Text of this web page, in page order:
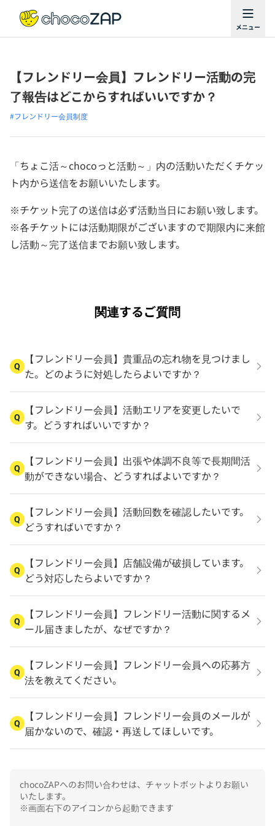
【フレンドリー会員】フレンドリー活動の完
了報告はどこからすればいいですか？
#フレンドリー会員制度
「ちょこ活～chocoっと活動～」内の活動いただくチケッ
ト内から送信をお願いいたします。
※チケット完了の送信は必ず活動当日にお願い致します。
※各チケットには活動期限がございますので期限内に来館
し活動～完了送信までお願い致します。
関連するご質問
Q
【フレンドリー会員】貴重品の忘れ物を見つけまし
た。どのように対処したらよいですか？
Q
【フレンドリー会員】活動エリアを変更したいで
す。どうすればいいですか？
Q
【フレンドリー会員】出張や体調不良等で長期間活
動ができない場合、どうすればよいですか？
Q
【フレンドリー会員】活動回数を確認したいです。
どうすればいですか？
Q
【フレンドリー会員】店舗設備が破損しています。
どう対応したらよいですか？
Q
【フレンドリー会員】フレンドリー活動に関するメ
ール届きましたが、なぜですか？
Q
【フレンドリー会員】フレンドリー会員への応募方
法を教えてください。
Q
【フレンドリー会員】フレンドリー会員のメールが
届かないので、確認・再送してほしいです。
chocoZAPへのお問い合わせは、チャットボットよりお願い
いたします。
※画面右下のアイコンから起動できます